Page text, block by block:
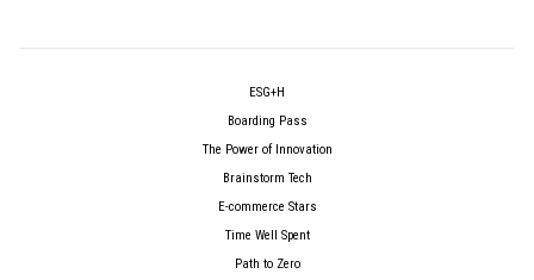
ESG+H
Boarding Pass
The Power of Innovation
Brainstorm Tech
E-commerce Stars
Time Well Spent
Path to Zero